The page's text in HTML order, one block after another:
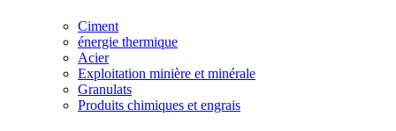
Ciment
énergie thermique
Acier
Exploitation minière et minérale
Granulats
Produits chimiques et engrais